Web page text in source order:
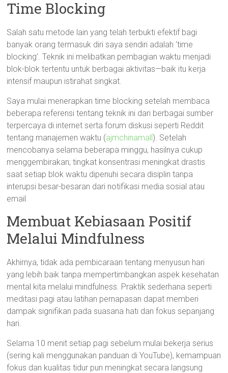
Time Blocking
Salah satu metode lain yang telah terbukti efektif bagi
banyak orang termasuk diri saya sendiri adalah ‘time
blocking’. Teknik ini melibatkan pembagian waktu menjadi
blok-blok tertentu untuk berbagai aktivitas—baik itu kerja
intensif maupun istirahat singkat.
Saya mulai menerapkan time blocking setelah membaca
beberapa referensi tentang teknik ini dari berbagai sumber
terpercaya di internet serta forum diskusi seperti Reddit
tentang manajemen waktu (ajmchinamall). Setelah
mencobanya selama beberapa minggu, hasilnya cukup
menggembirakan; tingkat konsentrasi meningkat drastis
saat setiap blok waktu dipenuhi secara disiplin tanpa
interupsi besar-besaran dari notifikasi media sosial atau
email.
Membuat Kebiasaan Positif
Melalui Mindfulness
Akhirnya, tidak ada pembicaraan tentang menyusun hari
yang lebih baik tanpa mempertimbangkan aspek kesehatan
mental kita melalui mindfulness. Praktik sederhana seperti
meditasi pagi atau latihan pernapasan dapat memberi
dampak signifikan pada suasana hati dan fokus sepanjang
hari.
Selama 10 menit setiap pagi sebelum mulai bekerja serius
(sering kali menggunakan panduan di YouTube), kemampuan
fokus dan kualitas tidur pun meningkat secara langsung